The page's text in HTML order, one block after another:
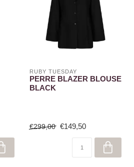
RUBY TUESDAY
PERRE BLAZER BLOUSE
BLACK
€299,00 €149,50